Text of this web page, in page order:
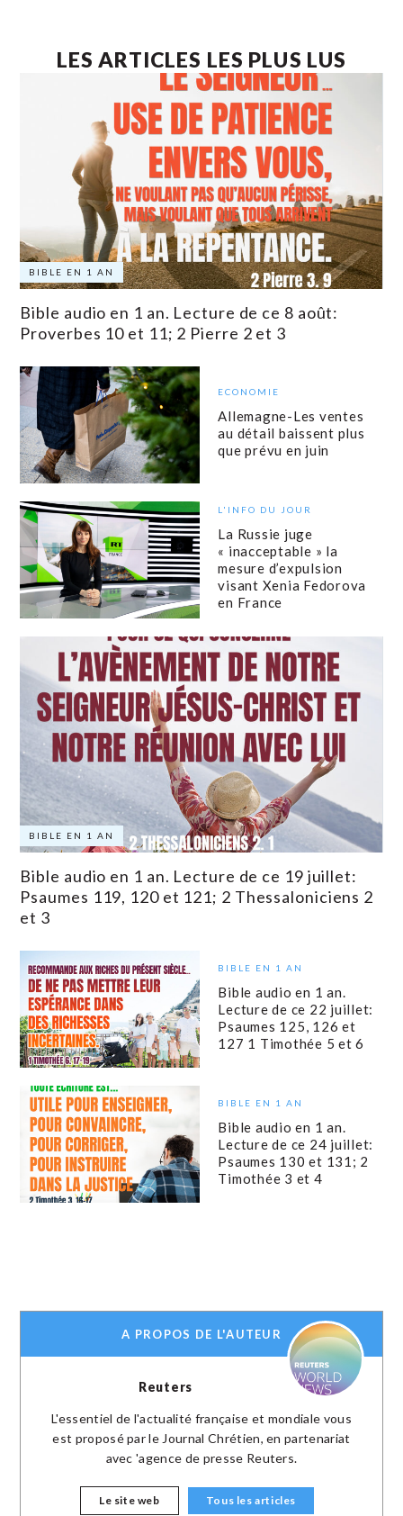
LES ARTICLES LES PLUS LUS
BIBLE EN 1 AN
Bible audio en 1 an. Lecture de ce 8 août:
Proverbes 10 et 11; 2 Pierre 2 et 3
ECONOMIE
Allemagne-Les ventes
au détail baissent plus
que prévu en juin
L'INFO DU JOUR
La Russie juge
« inacceptable » la
mesure d’expulsion
visant Xenia Fedorova
en France
BIBLE EN 1 AN
Bible audio en 1 an. Lecture de ce 19 juillet:
Psaumes 119, 120 et 121; 2 Thessaloniciens 2
et 3
BIBLE EN 1 AN
Bible audio en 1 an.
Lecture de ce 22 juillet:
Psaumes 125, 126 et
127 1 Timothée 5 et 6
BIBLE EN 1 AN
Bible audio en 1 an.
Lecture de ce 24 juillet:
Psaumes 130 et 131; 2
Timothée 3 et 4
A PROPOS DE L'AUTEUR
Reuters
L'essentiel de l'actualité française et mondiale vous
est proposé par le Journal Chrétien, en partenariat
avec 'agence de presse Reuters.
Le site web Tous les articles